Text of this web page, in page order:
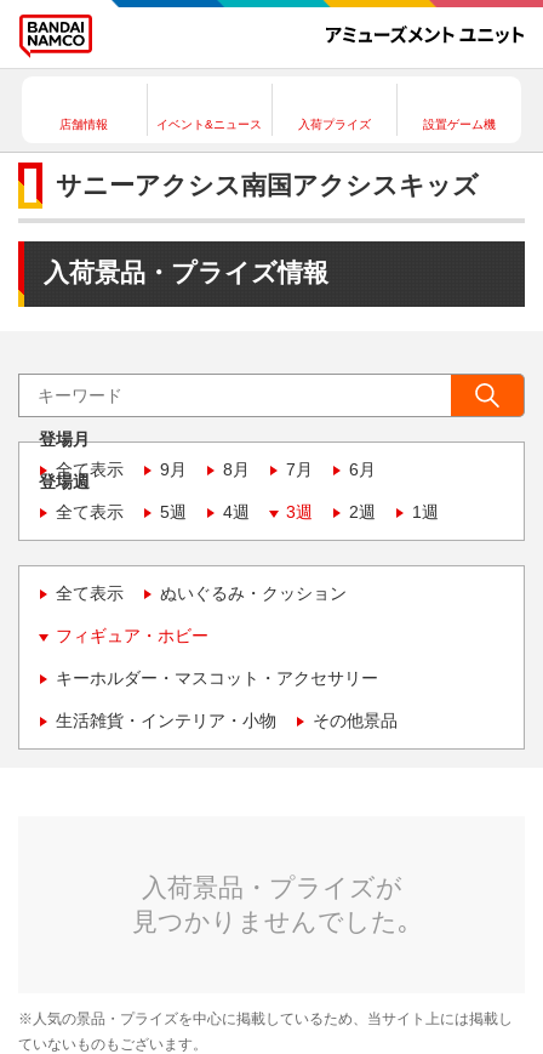
店舗情報 イベント&ニュース 入荷プライズ 設置ゲーム機
サニーアクシス南国アクシスキッズ
入荷景品・プライズ情報
登場月
全て表示
9月 8月 7月 6月
登場週
全て表示
5週 4週 3週 2週 1週
全て表示 ぬいぐるみ・クッション
フィギュア・ホビー
キーホルダー・マスコット・アクセサリー
生活雑貨・インテリア・小物 その他景品